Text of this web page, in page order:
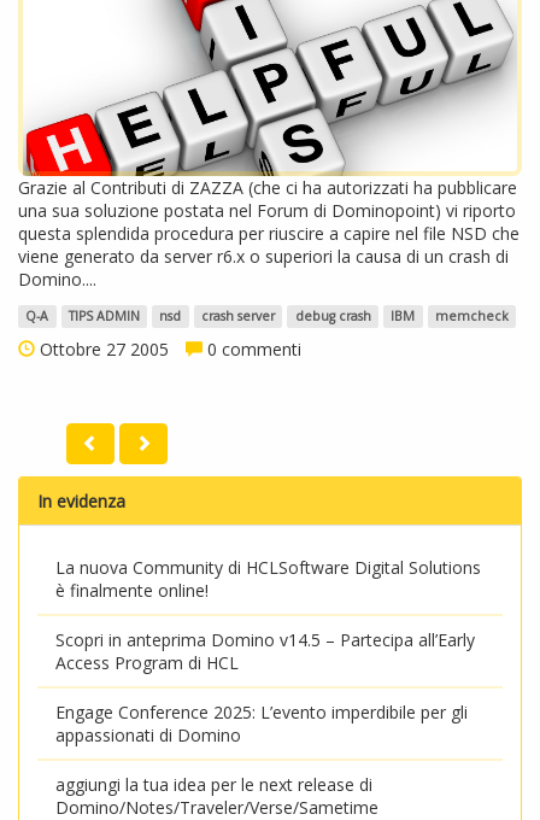
Grazie al Contributi di ZAZZA (che ci ha autorizzati ha pubblicare
una sua soluzione postata nel Forum di Dominopoint) vi riporto
questa splendida procedura per riuscire a capire nel file NSD che
viene generato da server r6.x o superiori la causa di un crash di
Domino....
Q-A TIPS ADMIN nsd crash server debug crash IBM memcheck
Ottobre 27 2005 0 commenti
In evidenza
La nuova Community di HCLSoftware Digital Solutions
è finalmente online!
Scopri in anteprima Domino v14.5 – Partecipa all’Early
Access Program di HCL
Engage Conference 2025: L’evento imperdibile per gli
appassionati di Domino
aggiungi la tua idea per le next release di
Domino/Notes/Traveler/Verse/Sametime